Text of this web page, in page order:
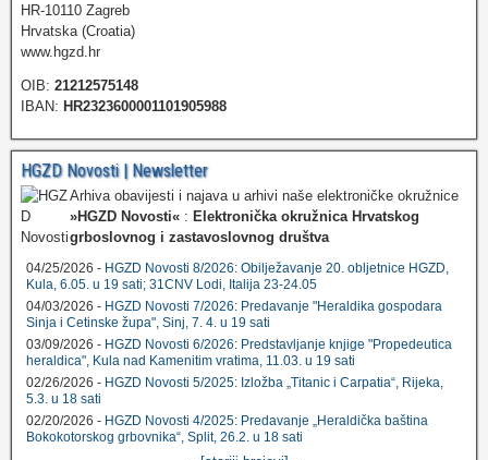
HR-10110 Zagreb
Hrvatska (Croatia)
www.hgzd.hr
OIB: 21212575148
IBAN: HR2323600001101905988
HGZD Novosti | Newsletter
Arhiva obavijesti i najava u arhivi naše elektroničke okružnice
»HGZD Novosti« : Elektronička okružnica Hrvatskog
grboslovnog i zastavoslovnog društva
04/25/2026 - HGZD Novosti 8/2026: Obilježavanje 20. obljetnice HGZD,
Kula, 6.05. u 19 sati; 31CNV Lodi, Italija 23-24.05
04/03/2026 - HGZD Novosti 7/2026: Predavanje "Heraldika gospodara
Sinja i Cetinske župa", Sinj, 7. 4. u 19 sati
03/09/2026 - HGZD Novosti 6/2026: Predstavljanje knjige "Propedeutica
heraldica", Kula nad Kamenitim vratima, 11.03. u 19 sati
02/26/2026 - HGZD Novosti 5/2025: Izložba „Titanic i Carpatia“, Rijeka,
5.3. u 18 sati
02/20/2026 - HGZD Novosti 4/2025: Predavanje „Heraldička baština
Bokokotorskog grbovnika“, Split, 26.2. u 18 sati